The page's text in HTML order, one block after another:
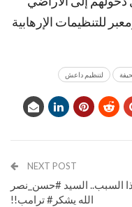
للتنظيمات الإرهابية
لتنظيم داعش
NEXT POST
السبب.. السيد #حسن_نصر
الله يشكر# ترامب!!